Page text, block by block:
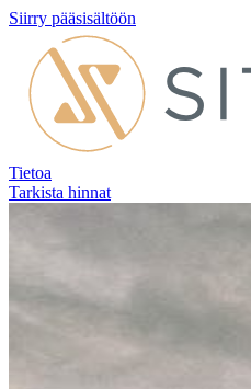
Siirry pääsisältöön
Tietoa
Tarkista hinnat